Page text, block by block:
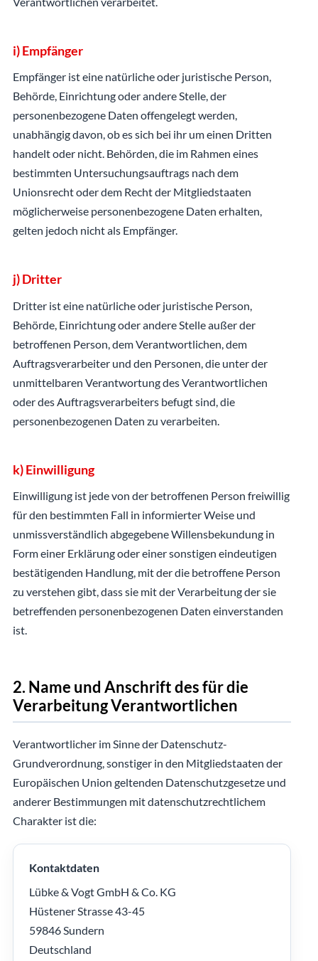
i) Empfänger
Empfänger ist eine natürliche oder juristische Person,
Behörde, Einrichtung oder andere Stelle, der
personenbezogene Daten offengelegt werden,
unabhängig davon, ob es sich bei ihr um einen Dritten
handelt oder nicht. Behörden, die im Rahmen eines
bestimmten Untersuchungsauftrags nach dem
Unionsrecht oder dem Recht der Mitgliedstaaten
möglicherweise personenbezogene Daten erhalten,
gelten jedoch nicht als Empfänger.
j) Dritter
Dritter ist eine natürliche oder juristische Person,
Behörde, Einrichtung oder andere Stelle außer der
betroffenen Person, dem Verantwortlichen, dem
Auftragsverarbeiter und den Personen, die unter der
unmittelbaren Verantwortung des Verantwortlichen
oder des Auftragsverarbeiters befugt sind, die
personenbezogenen Daten zu verarbeiten.
k) Einwilligung
Einwilligung ist jede von der betroffenen Person freiwillig
für den bestimmten Fall in informierter Weise und
unmissverständlich abgegebene Willensbekundung in
Form einer Erklärung oder einer sonstigen eindeutigen
bestätigenden Handlung, mit der die betroffene Person
zu verstehen gibt, dass sie mit der Verarbeitung der sie
betreffenden personenbezogenen Daten einverstanden
ist.
2. Name und Anschrift des für die
Verarbeitung Verantwortlichen
Verantwortlicher im Sinne der Datenschutz-
Grundverordnung, sonstiger in den Mitgliedstaaten der
Europäischen Union geltenden Datenschutzgesetze und
anderer Bestimmungen mit datenschutzrechtlichem
Charakter ist die:
Kontaktdaten
Lübke & Vogt GmbH & Co. KG
Hüstener Strasse 43-45
59846 Sundern
Deutschland